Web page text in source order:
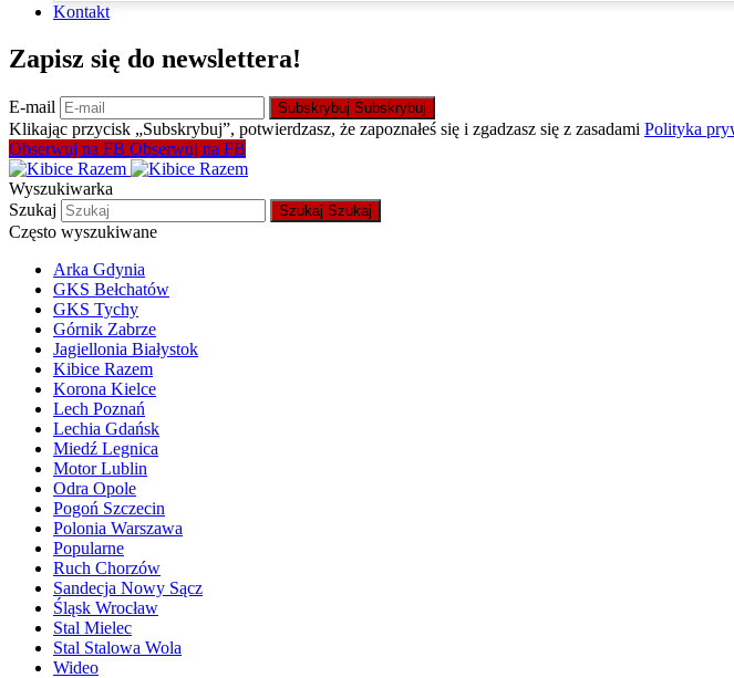
Kontakt
Zapisz się do newslettera!
E-mail Subskrybuj Subskrybuj
Klikając przycisk „Subskrybuj”, potwierdzasz, że zapoznałeś się i zgadzasz się z zasadami Polityka
Obserwuj na FB Obserwuj na FB
Wyszukiwarka
Szukaj
Szukaj Szukaj
Często wyszukiwane
Arka Gdynia
GKS Bełchatów
GKS Tychy
Górnik Zabrze
Jagiellonia Białystok
Kibice Razem
Korona Kielce
Lech Poznań
Lechia Gdańsk
Miedź Legnica
Motor Lublin
Odra Opole
Pogoń Szczecin
Polonia Warszawa
Popularne
Ruch Chorzów
Sandecja Nowy Sącz
Śląsk Wrocław
Stal Mielec
Stal Stalowa Wola
Wideo